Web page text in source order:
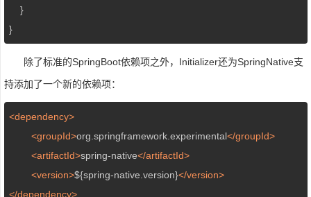
    }
}
除了标准的SpringBoot依赖项之外，Initializer还为SpringNative支
持添加了一个新的依赖项：
<dependency>
<groupId>org.springframework.experimental</groupId>
<artifactId>spring-native</artifactId>
<version>${spring-native.version}</version>
</dependency>